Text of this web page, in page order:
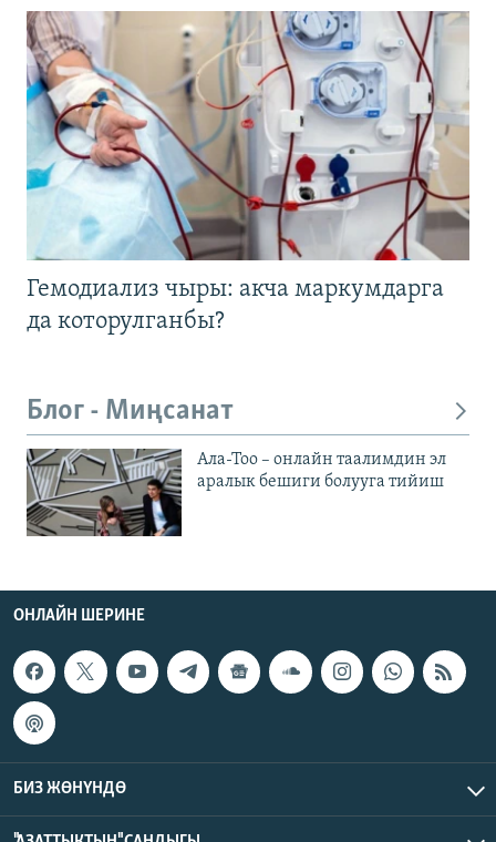
Гемодиализ чыры: акча маркумдарга
да которулганбы?
Блог - Миңсанат
Ала-Тоо – онлайн таалимдин эл
аралык бешиги болууга тийиш
ОНЛАЙН ШЕРИНЕ
БИЗ ЖӨНҮНДӨ